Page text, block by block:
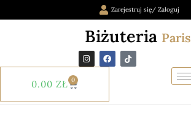
Zarejestruj się/ Zaloguj
Biżuteria Paris
0.00 ZŁ 0